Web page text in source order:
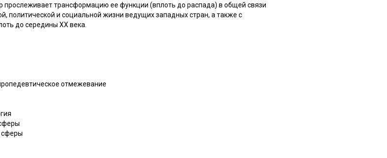
прослеживает трансформацию ее функции (вплоть до распада) в общей связи
политической и социальной жизни ведущих западных стран, а также с
до середины XX века.
отмежевание
сферы